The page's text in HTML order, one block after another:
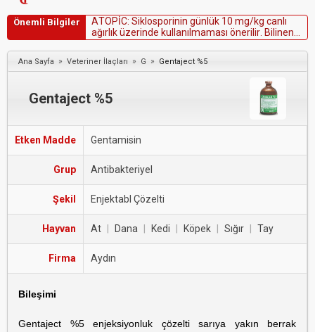
Önemli Bilgiler ATOPİC: Sikosporinin gün ük 10 mg/kg can ı
ağırıküzerinde ku anı maması öneri ir Bi inen
birantidotuyoktur.Dozaşımıbelirtileri
görüldüğündesiklosporiniletedaviyeson
ve rilmei v b e rtilere gö re
Ana Sayfa » Veteriner İlaçları » G » Gentaject %5
Gentaject %5
Etken Madde Gentamisin
Grup Antibakteriyel
Şekil Enjektabl Çözelti
Hayvan At Dana Kedi Köpek Sığır Tay
Firma Aydın
Bileşimi
Gentaject %5 enjeksiyonluk çözelti sarıya yakın berrak